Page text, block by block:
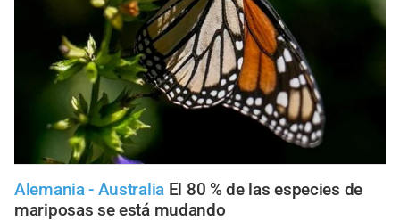
Alemania - Australia El 80 % de las especies de
mariposas se está mudando